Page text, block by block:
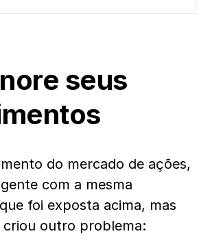
seus
do mercado de ações,
com a mesma
foi exposta acima, mas
criou outro problema: